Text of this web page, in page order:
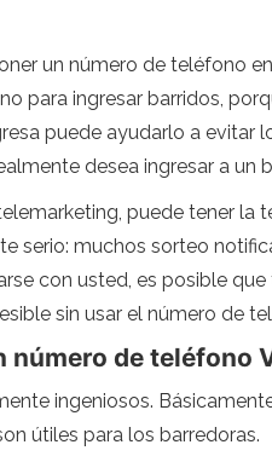
un número de teléfono
para ingresar barridos,
puede ayudarlo a evitar
desea ingresar a un
puede tener
serio: muchos sorteo
con usted, es posible
sin usar el número de
de teléfono
ingeniosos.
útiles para los barredoras.